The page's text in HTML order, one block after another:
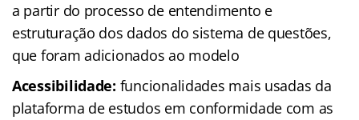
a partir do processo de entendimento e
estruturação dos dados do sistema de questões,
que foram adicionados ao modelo
Acessibilidade: funcionalidades mais usadas da
plataforma de estudos em conformidade com as